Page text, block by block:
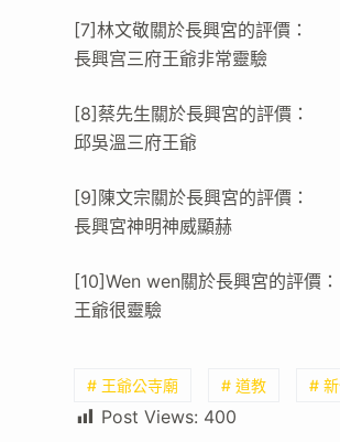
[7]林文敬關於長興宮的評價：
長興宫三府王爺非常靈驗
[8]蔡先生關於長興宮的評價：
邱吳溫三府王爺
[9]陳文宗關於長興宮的評價：
長興宮神明神威顯赫
[10]Wen wen關於長興宮的評價：
王爺很靈驗
# 王爺公寺廟 # 道教 #
Post Views: 400